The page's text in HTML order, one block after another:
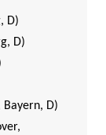
D)
D)
Bayern, D)